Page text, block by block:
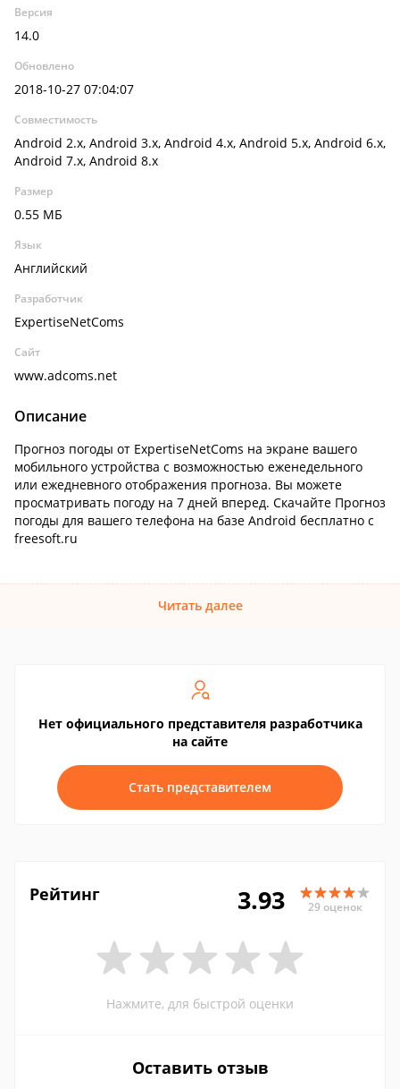
Версия
14.0
Обновлено
2018-10-27 07:04:07
Совместимость
Android 2.x, Android 3.x, Android 4.x, Android 5.x, Android 6.x,
Android 7.x, Android 8.x
Размер
0.55 МБ
Язык
Английский
Разработчик
ExpertiseNetComs
Сайт
www.adcoms.net
Описание
Прогноз погоды от ExpertiseNetComs на экране вашего
мобильного устройства с возможностью еженедельного
или ежедневного отображения прогноза. Вы можете
просматривать погоду на 7 дней вперед. Скачайте Прогноз
погоды для вашего телефона на базе Android бесплатно с
freesoft.ru
Читать далее
Нет официального представителя разработчика
на сайте
Стать представителем
Рейтинг 3.93 29 оценок
Нажмите, для быстрой оценки
Оставить отзыв